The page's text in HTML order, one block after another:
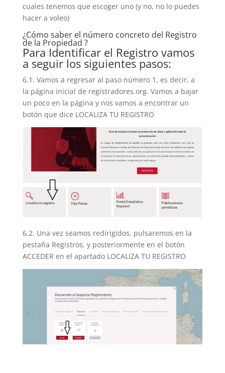
cuales tenemos que escoger uno (y no, no lo puedes
hacer a voleo)
¿Cómo saber el número concreto del Registro
de la Propiedad ?
Para Identificar el Registro vamos
a seguir los siguientes pasos:
6.1. Vamos a regresar al paso número 1, es decir, a
la página inicial de registradores.org. Vamos a bajar
un poco en la página y nos vamos a encontrar un
botón que dice LOCALIZA TU REGISTRO
6.2. Una vez seamos redirigidos, pulsaremos en la
pestaña Registros, y posteriormente en el botón
ACCEDER en el apartado LOCALIZA TU REGISTRO